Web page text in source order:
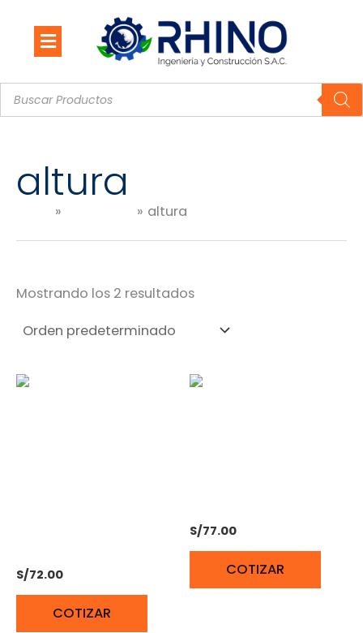
contenido
Búsqueda
de
productos
altura
altura
Mostrando los 2 resultados
S/72.00
COTIZAR
S/77.00
COTIZAR